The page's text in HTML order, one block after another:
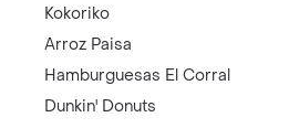
Kokoriko
Arroz Paisa
Hamburguesas El Corral
Dunkin' Donuts